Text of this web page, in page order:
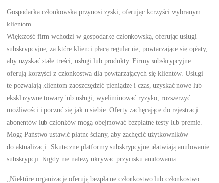
Gospodarka członkowska przynosi zyski, oferując korzyści wybranym
klientom.
Większość firm wchodzi w gospodarkę członkowską, oferując usługi
subskrypcyjne, za które klienci płacą regularnie, powtarzające się opłaty,
aby uzyskać stałe treści, usługi lub produkty. Firmy subskrypcyjne
oferują korzyści z członkostwa dla powtarzających się klientów. Usługi
te pozwalają klientom zaoszczędzić pieniądze i czas, uzyskać nowe lub
ekskluzywne towary lub usługi, wyeliminować ryzyko, rozszerzyć
możliwości i poczuć się jak u siebie. Oferty zachęcające do rejestracji
abonentów lub członków mogą obejmować bezpłatne testy lub premie.
Mogą Państwo ustawić płatne ściany, aby zachęcić użytkowników
do aktualizacji. Skuteczne platformy subskrypcyjne ułatwiają anulowanie
subskrypcji. Nigdy nie należy ukrywać przycisku anulowania.
„Niektóre organizacje oferują bezpłatne członkostwo lub członkostwo